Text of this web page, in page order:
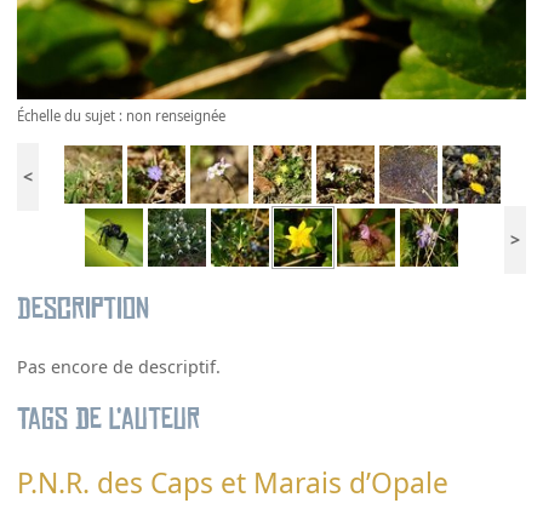
Échelle du sujet : non renseignée
<
>
Description
Pas encore de descriptif.
Tags de l’auteur
P.N.R. des Caps et Marais d’Opale